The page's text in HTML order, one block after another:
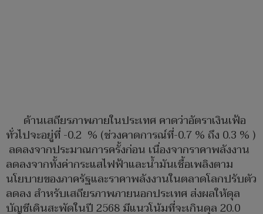
ด้านเสถียรภาพภายในประเทศ คาดว่าอัตราเงินเฟ้อ
ทั่วไปจะอยู่ที่ -0.2 % (ช่วงคาดการณ์ที่-0.7 % ถึง 0.3 % )
ลดลงจากประมาณการครั้งก่อน เนื่องจากราคาพลังงาน
ลดลงจากทั้งค่ากระแสไฟฟ้าและน้ำมันเชื้อเพลิงตาม
นโยบายของภาครัฐและราคาพลังงานในตลาดโลกปรับตัว
ลดลง สำหรับเสถียรภาพภายนอกประเทศ ส่งผลให้ดุล
บัญชีเดินสะพัดในปี 2568 มีแนวโน้มที่จะเกินดุล 20.0